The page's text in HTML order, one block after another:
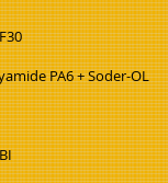
PA6 + Soder-OL